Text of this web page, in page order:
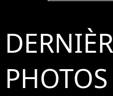
PHOTOS